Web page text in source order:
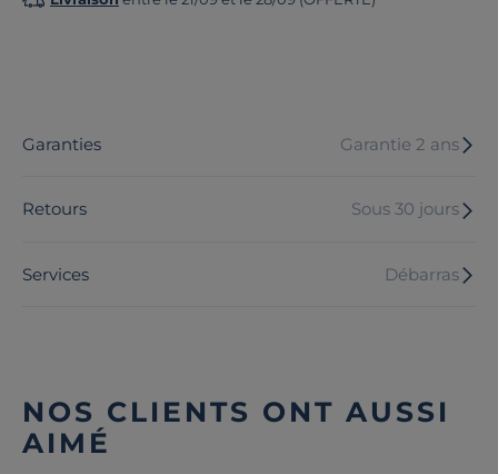
Garanties Garantie 2 ans
Retours Sous 30 jours
Services Débarras
NOS CLIENTS ONT AUSSI
AIMÉ